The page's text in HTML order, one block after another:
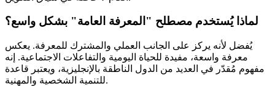
لماذا يُستخدم مصطلح "المعرفة العامة" بشكل واسع؟
يُفضل لأنه يركز على الجانب العملي والمشترك للمعرفة. يعكس
معرفة واسعة، مفيدة للحياة اليومية والتفاعلات الاجتماعية. إنه
مفهوم مُقدّر في العديد من الدول الناطقة بالإنجليزية، ويعتبر قاعدة
للتنمية الشخصية والمهنية.